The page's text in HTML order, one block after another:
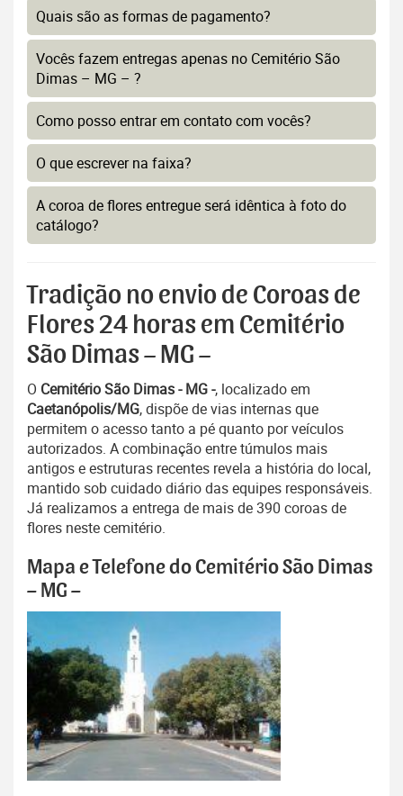
Quais são as formas de pagamento?
Vocês fazem entregas apenas no Cemitério São
Dimas – MG – ?
Como posso entrar em contato com vocês?
O que escrever na faixa?
A coroa de flores entregue será idêntica à foto do
catálogo?
Tradição no envio de Coroas de
Flores 24 horas em Cemitério
São Dimas – MG –
O Cemitério São Dimas - MG -, localizado em
Caetanópolis/MG, dispõe de vias internas que
permitem o acesso tanto a pé quanto por veículos
autorizados. A combinação entre túmulos mais
antigos e estruturas recentes revela a história do local,
mantido sob cuidado diário das equipes responsáveis.
Já realizamos a entrega de mais de 390 coroas de
flores neste cemitério.
Mapa e Telefone do Cemitério São Dimas
– MG –